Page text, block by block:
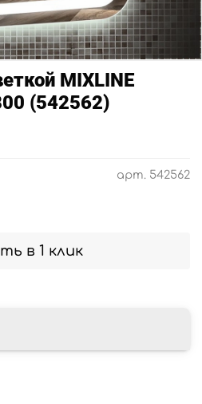
арт. 542562
MIXLINE
(542562)
в 1 клик